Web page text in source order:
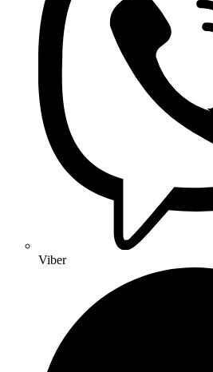
Viber